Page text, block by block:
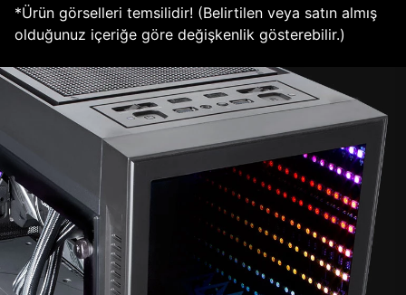
*Ürün görselleri temsilidir! (Belirtilen veya satın almış
olduğunuz içeriğe göre değişkenlik gösterebilir.)